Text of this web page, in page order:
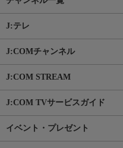
J:テレ
J:COMチャンネル
J:COM STREAM
J:COM TVサービスガイド
イベント・プレゼント